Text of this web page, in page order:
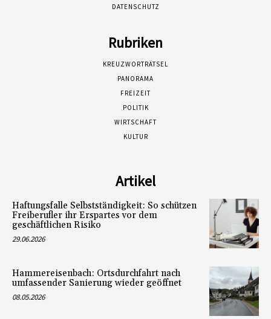
DATENSCHUTZ
Rubriken
KREUZWORTRÄTSEL
PANORAMA
FREIZEIT
POLITIK
WIRTSCHAFT
KULTUR
Artikel
Haftungsfalle Selbstständigkeit: So schützen
Freiberufler ihr Erspartes vor dem
geschäftlichen Risiko
29.06.2026
Hammereisenbach: Ortsdurchfahrt nach
umfassender Sanierung wieder geöffnet
08.05.2026